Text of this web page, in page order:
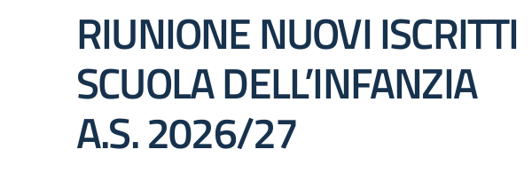
RIUNIONE NUOVI ISCRITTI
SCUOLA DELL’INFANZIA
A.S. 2026/27